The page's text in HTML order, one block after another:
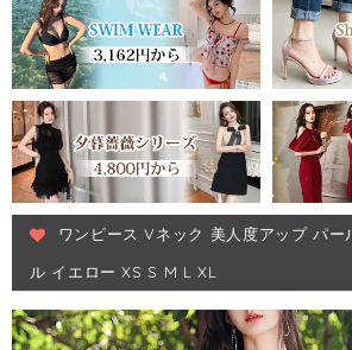
ワンピース Vネック 美人度アップ パー
ル イエロー XS S M L XL